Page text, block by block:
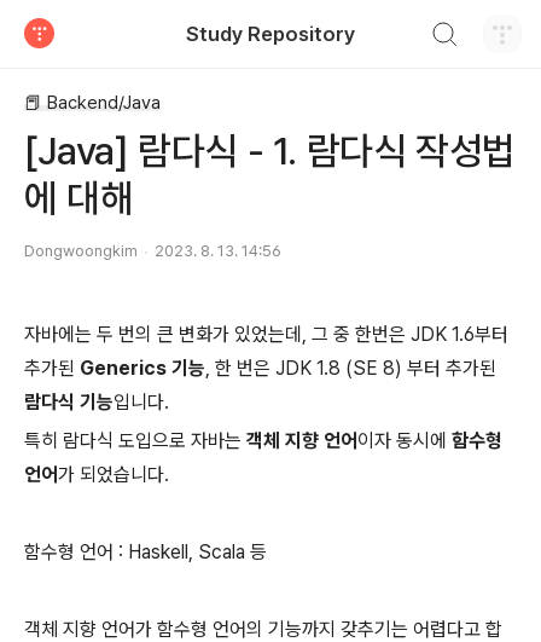
Study Repository
📕 Backend/Java
[Java] 람다식 - 1. 람다식 작성법
에 대해
Dongwoongkim 2023. 8. 13. 14:56
자바에는 두 번의 큰 변화가 있었는데, 그 중 한번은 JDK 1.6부터
추가된 Generics 기능, 한 번은 JDK 1.8 (SE 8) 부터 추가된
람다식 기능입니다.
특히 람다식 도입으로 자바는 객체 지향 언어이자 동시에 함수형
언어가 되었습니다.
함수형 언어 : Haskell, Scala 등
객체 지향 언어가 함수형 언어의 기능까지 갖추기는 어렵다고 합